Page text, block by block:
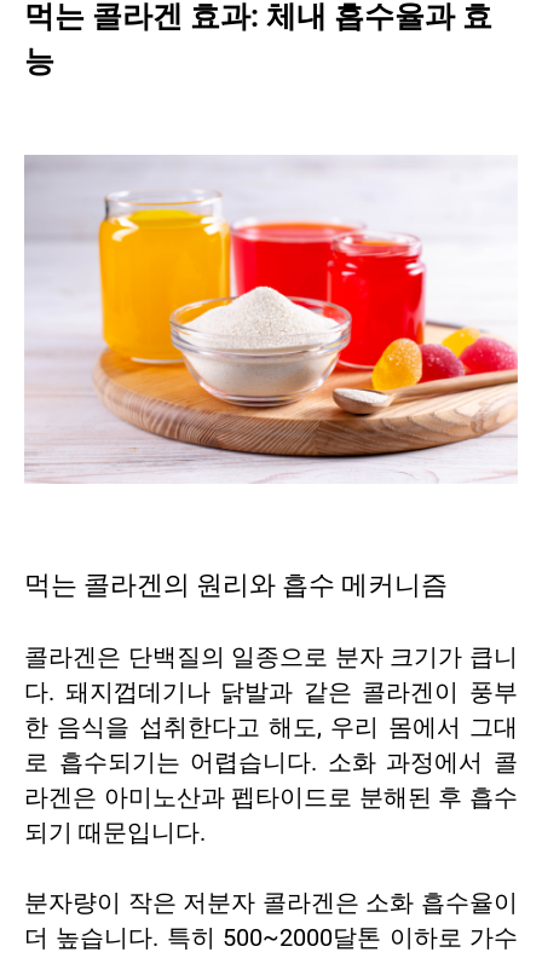
먹는 콜라겐 효과: 체내 흡수율과 효
능
먹는 콜라겐의 원리와 흡수 메커니즘
콜라겐은 단백질의 일종으로 분자 크기가 큽니
다. 돼지껍데기나 닭발과 같은 콜라겐이 풍부
한 음식을 섭취한다고 해도, 우리 몸에서 그대
로 흡수되기는 어렵습니다. 소화 과정에서 콜
라겐은 아미노산과 펩타이드로 분해된 후 흡수
되기 때문입니다.
분자량이 작은 저분자 콜라겐은 소화 흡수율이
더 높습니다. 특히 500~2000달톤 이하로 가수